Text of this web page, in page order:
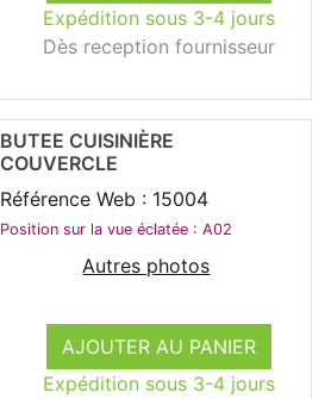
Expédition sous 3-4 jours
Dès reception fournisseur
AJOUTER AU PANIER
Expédition sous 3-4 jours
BUTEE CUISINIÈRE
COUVERCLE
Référence Web : 15004
Position sur la vue éclatée : A02
Autres photos